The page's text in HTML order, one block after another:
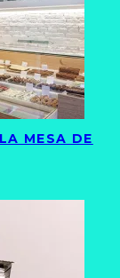
MESA DE